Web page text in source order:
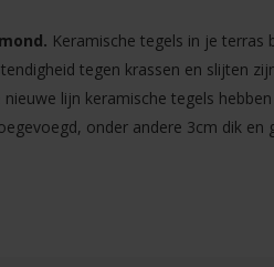
. Keramische tegels in je terras
tegen krassen en slijten
lijn keramische tegels
onder andere 3cm dik en